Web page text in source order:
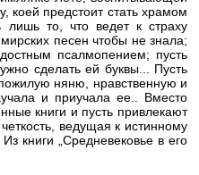
коей предстоит стать храмом
лишь то, что ведет к страху
песен чтобы не знала;
псалмопением; пусть
сделать ей буквы... Пусть
няню, нравственную и
и приучала ее.. Вместо
книги и пусть привлекают
ведущая к истинному
книги „Средневековье в его